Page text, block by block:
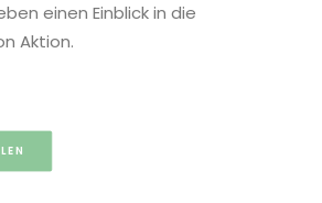
einen Einblick in die
Aktion.